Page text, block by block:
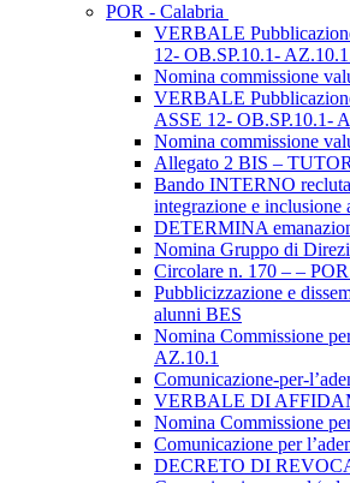
POR - Calabria
VERBALE
12- OB.SP.10.1-
Nomina commissione
VERBALE
ASSE 12- OB.SP.10.1-
Nomina commissione
Allegato 2 BIS –
Bando INTERNO
integrazione e inclusione
DETERMINA
Nomina Gruppo di
Circolare n. 170 – –
Pubblicizzazione e
alunni BES
Nomina Commissione
AZ.10.1
Comunicazione-per-
VERBALE DI
Nomina Commissione
Comunicazione per
DECRETO DI